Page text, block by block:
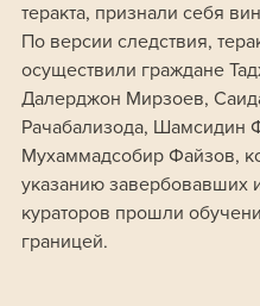
теракта, признали себя
По версии следствия,
осуществили граждане
Далерджон Мирзоев,
Рачабализода, Шамсидин
Мухаммадсобир Файзов,
указанию завербовавших
кураторов прошли
границей.